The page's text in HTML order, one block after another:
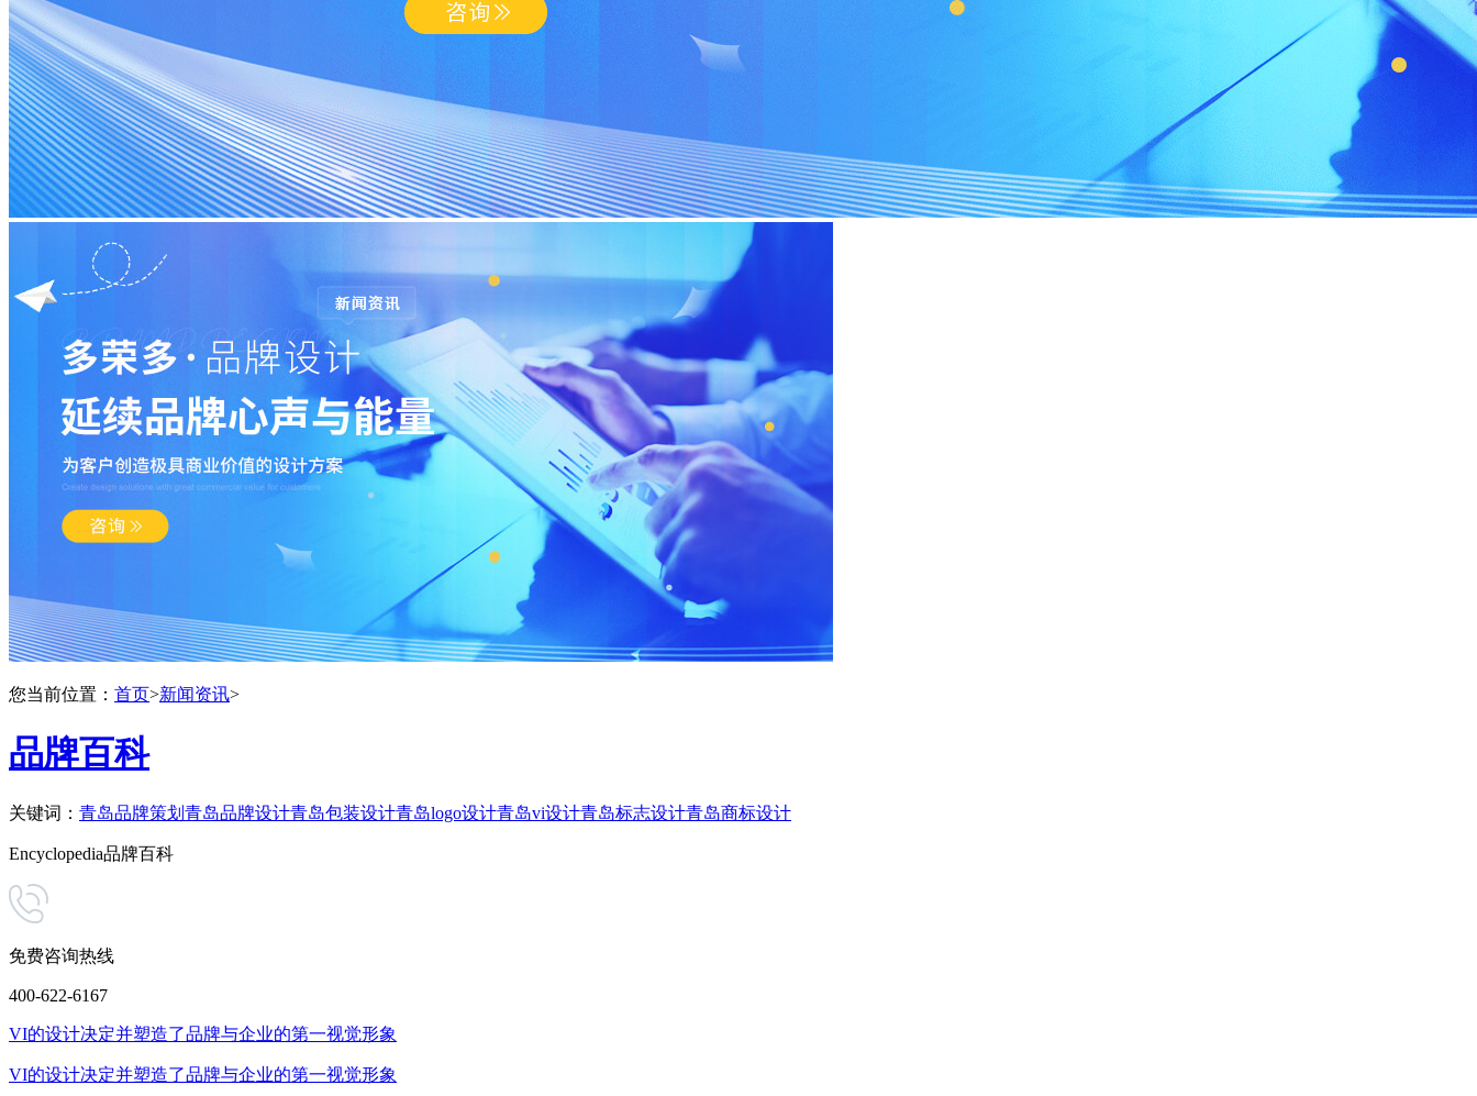
您当前位置： 首页>新闻资讯>
品牌百科
关键词： 青岛品牌策划 青岛品牌设计青岛包装设计青岛logo设计青岛vi设计青岛标志设计青岛商标设计
Encyclopedia品牌百科
免费咨询热线
400-622-6167
VI的设计决定并塑造了品牌与企业的第一视觉形象
VI的设计决定并塑造了品牌与企业的第一视觉形象